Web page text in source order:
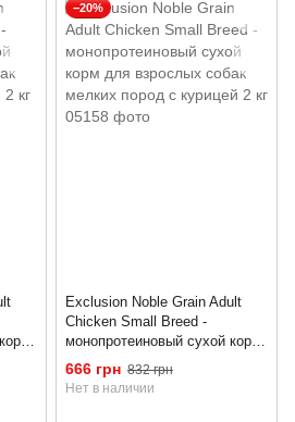
−20%
Exclusion Noble Grain Adult
Chicken Small Breed -
монопротеиновый сухой корм
для взрослых собак мелких
пород с курицей 2 кг
666 грн 832 грн
Нет в наличии